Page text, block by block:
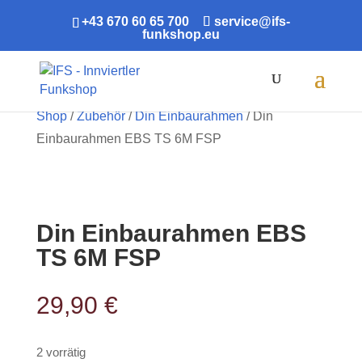
+43 670 60 65 700
service@ifs-
funkshop.eu
Shop/Zubehör/Din Einbaurahmen/ Din
Einbaurahmen EBS TS 6M FSP
Din Einbaurahmen EBS
TS 6M FSP
29,90 €
2 vorrätig